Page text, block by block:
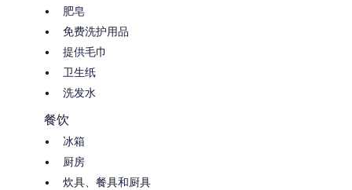
肥皂
免费洗护用品
提供毛巾
卫生纸
洗发水
餐饮
冰箱
厨房
炊具、餐具和厨具